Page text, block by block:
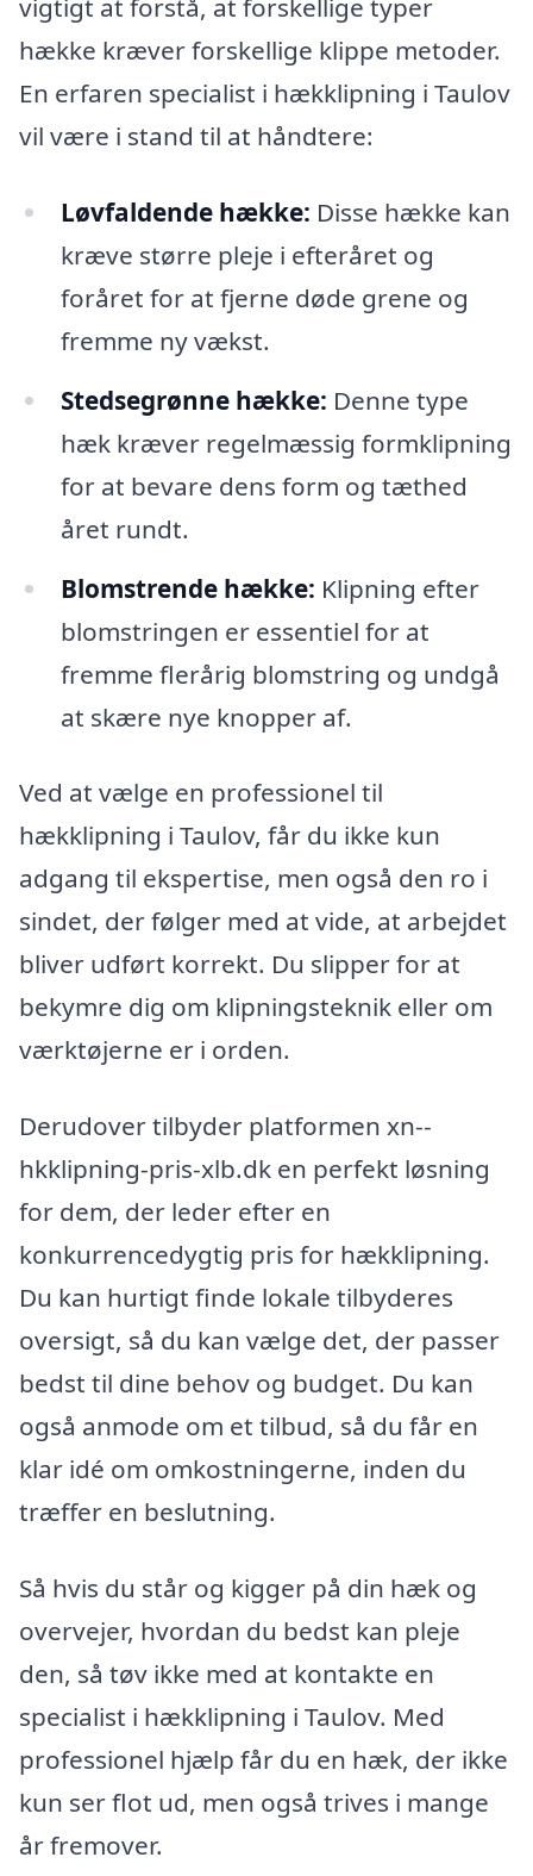
vigtigt at forstå, at forskellige typer
hække kræver forskellige klippe metoder.
En erfaren specialist i hækklipning i Taulov
vil være i stand til at håndtere:
Løvfaldende hække: Disse hække kan
kræve større pleje i efteråret og
foråret for at fjerne døde grene og
fremme ny vækst.
Stedsegrønne hække: Denne type
hæk kræver regelmæssig formklipning
for at bevare dens form og tæthed
året rundt.
Blomstrende hække: Klipning efter
blomstringen er essentiel for at
fremme flerårig blomstring og undgå
at skære nye knopper af.
Ved at vælge en professionel til
hækklipning i Taulov, får du ikke kun
adgang til ekspertise, men også den ro i
sindet, der følger med at vide, at arbejdet
bliver udført korrekt. Du slipper for at
bekymre dig om klipningsteknik eller om
værktøjerne er i orden.
Derudover tilbyder platformen xn--
hkklipning-pris-xlb.dk en perfekt løsning
for dem, der leder efter en
konkurrencedygtig pris for hækklipning.
Du kan hurtigt finde lokale tilbyderes
oversigt, så du kan vælge det, der passer
bedst til dine behov og budget. Du kan
også anmode om et tilbud, så du får en
klar idé om omkostningerne, inden du
træffer en beslutning.
Så hvis du står og kigger på din hæk og
overvejer, hvordan du bedst kan pleje
den, så tøv ikke med at kontakte en
specialist i hækklipning i Taulov. Med
professionel hjælp får du en hæk, der ikke
kun ser flot ud, men også trives i mange
år fremover.